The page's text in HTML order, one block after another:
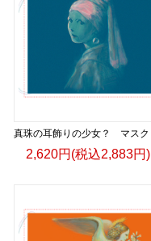
真珠の耳飾りの少女？ マスク
2,620円(税込2,883円)